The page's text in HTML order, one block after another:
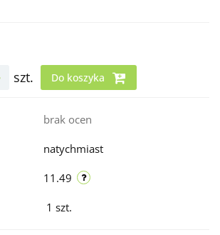
szt. Do koszyka
brak ocen
natychmiast
11.49
1 szt.